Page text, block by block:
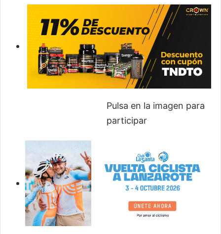
Pulsa en la imagen para
participar